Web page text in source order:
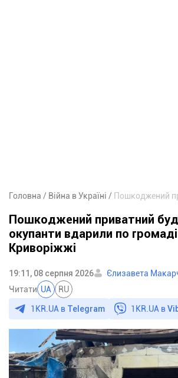
Головна Війна в Україні
Пошкоджений приватний
окупанти вдарили по
Криворіжжі
19:11, 08 серпня 2026
Єлизавета
Читати UA RU
1KR.UA в Telegram 1KR.UA в